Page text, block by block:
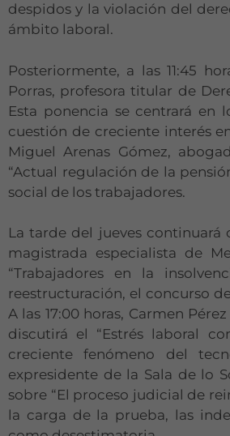
despidos y la violación del
ámbito laboral.
Posteriormente, a las 11:45
Porras, profesora titular de
Esta ponencia se centrará en
cuestión de creciente interés
Miguel Arenas Gómez,
“Actual regulación de la
social de los trabajadores.
La tarde del jueves continuará
magistrada especialista de
“Trabajadores en la
reestructuración, el concurso
A las 17:00 horas, Carmen
discutirá el “Estrés laboral
creciente fenómeno del
expresidente de la Sala de lo
sobre “El proceso judicial de
la carga de la prueba, las